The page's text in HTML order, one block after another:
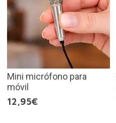
Mini micrófono para
móvil
12,95€